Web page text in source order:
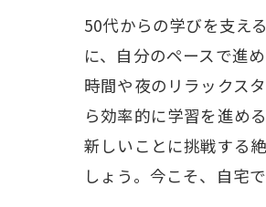
50代からの学びを支え
に、自分のペースで進
時間や夜のリラックス
ら効率的に学習を進め
新しいことに挑戦する
しょう。今こそ、自宅